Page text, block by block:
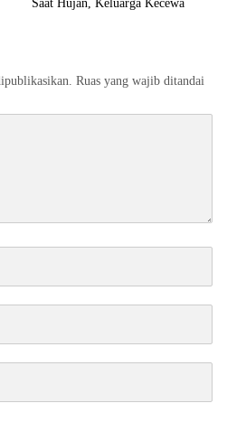
Saat Hujan, Keluarga Kecewa
Ruas yang wajib ditandai